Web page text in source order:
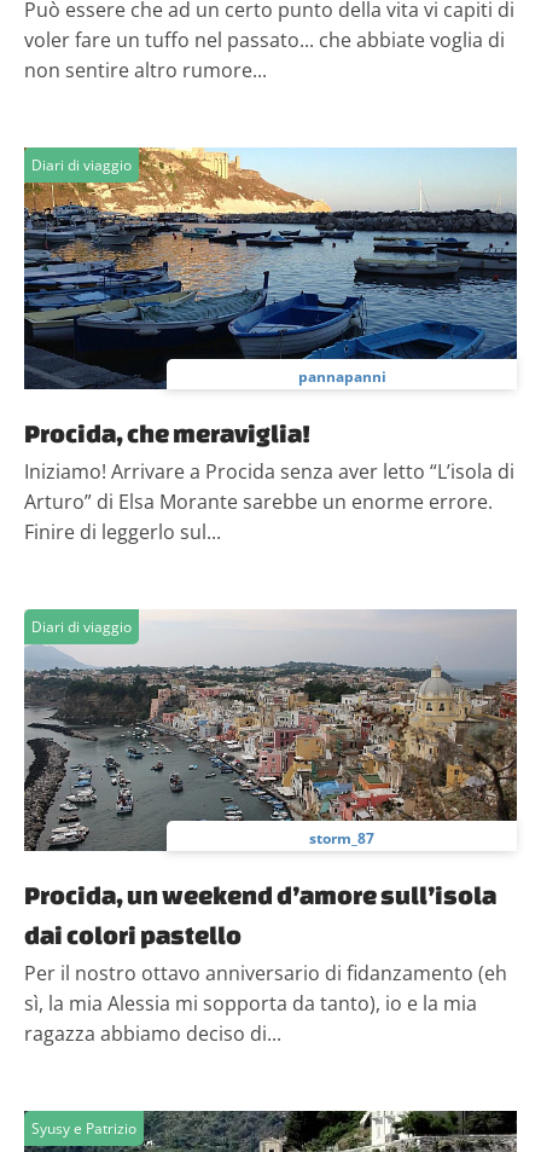
Può essere che ad un certo punto della vita vi capiti di
voler fare un tuffo nel passato... che abbiate voglia di
non sentire altro rumore...
Diari di viaggio
pannapanni
Procida, che meraviglia!
Iniziamo! Arrivare a Procida senza aver letto “L’isola di
Arturo” di Elsa Morante sarebbe un enorme errore.
Finire di leggerlo sul...
Diari di viaggio
storm_87
Procida, un weekend d’amore sull’isola
dai colori pastello
Per il nostro ottavo anniversario di fidanzamento (eh
sì, la mia Alessia mi sopporta da tanto), io e la mia
ragazza abbiamo deciso di...
Syusy e Patrizio